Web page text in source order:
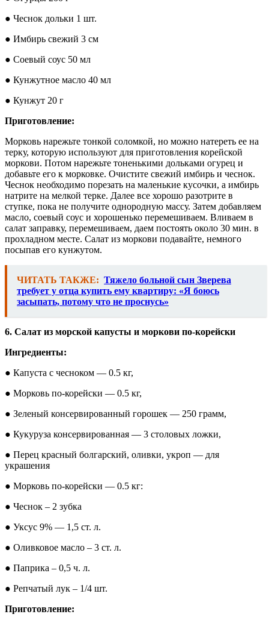
● Чеснок дольки 1 шт.
● Имбирь свежий 3 см
● Соевый соус 50 мл
● Кунжутное масло 40 мл
● Кунжут 20 г
Приготовление:
Морковь нарежьте тонкой соломкой, но можно натереть ее на
терку, которую используют для приготовления корейской
моркови. Потом нарежьте тоненькими дольками огурец и
добавьте его к морковке. Очистите свежий имбирь и чеснок.
Чеснок необходимо порезать на маленькие кусочки, а имбирь
натрите на мелкой терке. Далее все хорошо разотрите в
ступке, пока не получите однородную массу. Затем добавляем
масло, соевый соус и хорошенько перемешиваем. Вливаем в
салат заправку, перемешиваем, даем постоять около 30 мин. в
прохладном месте. Салат из моркови подавайте, немного
посыпав его кунжутом.
ЧИТАТЬ ТАКЖЕ: Тяжело больной сын Зверева
требует у отца купить ему квартиру: «Я боюсь
засыпать, потому что не проснусь»
6. Салат из морской капусты и моркови по-корейски
Ингредиенты:
● Капуста с чесноком — 0.5 кг,
● Морковь по-корейски — 0.5 кг,
● Зеленый консервированный горошек — 250 грамм,
● Кукуруза консервированная — 3 столовых ложки,
● Перец красный болгарский, оливки, укроп — для
украшения
● Морковь по-корейски — 0.5 кг:
● Чеснок – 2 зубка
● Уксус 9% — 1,5 ст. л.
● Оливковое масло – 3 ст. л.
● Паприка – 0,5 ч. л.
● Репчатый лук – 1/4 шт.
Приготовление: